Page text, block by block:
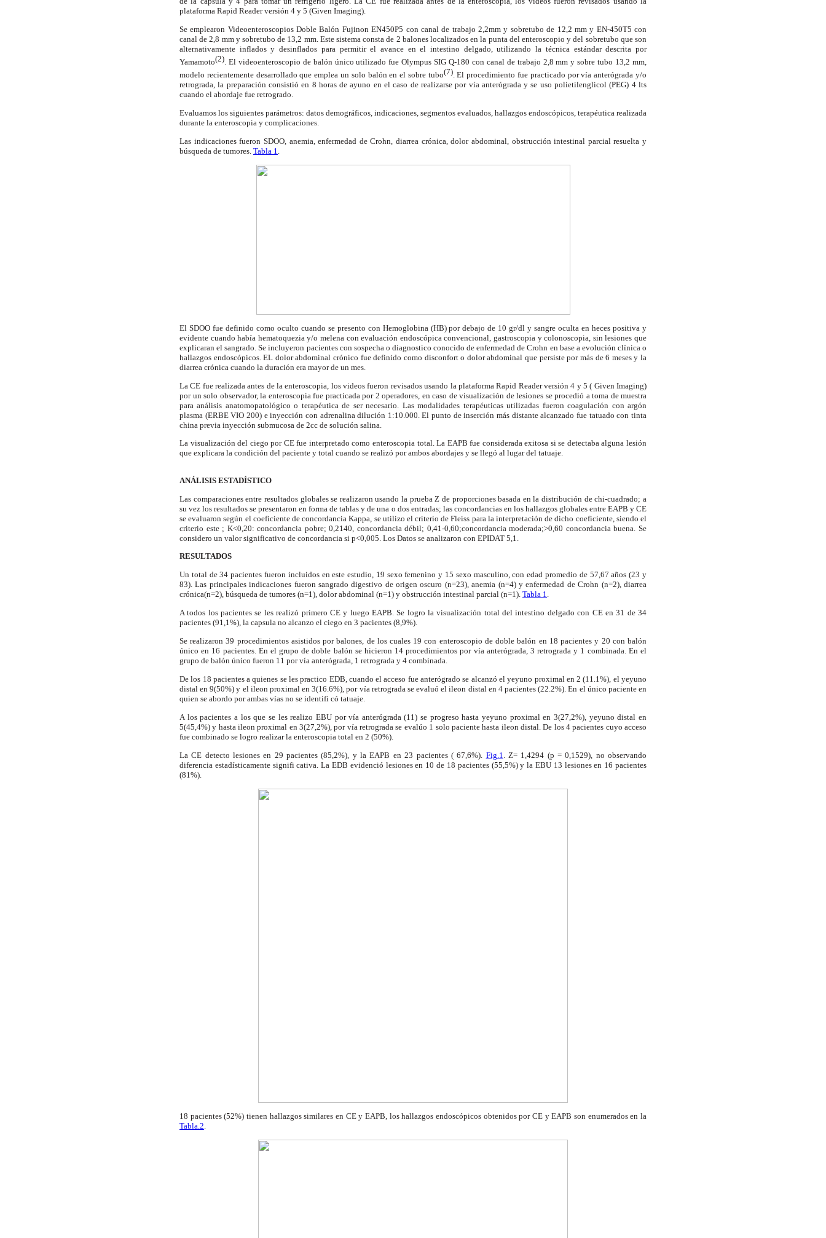
plataforma Rapid Reader versión 4 y 5 (Given Imaging).
Se emplearon Videoenteroscopios Doble Balón Fujinon EN450P5 con canal de trabajo 2,2mm y sobretubo de 12,2 mm y EN-450T5 con
canal de 2,8 mm y sobretubo de 13,2 mm. Este sistema consta de 2 balones localizados en la punta del enteroscopio y del sobretubo que son
alternativamente inflados y desinflados para permitir el avance en el intestino delgado, utilizando la técnica estándar descrita por
Yamamoto(2) . El videoenteroscopio de balón único utilizado fue Olympus SIG Q-180 con canal de trabajo 2,8 mm y sobre tubo 13,2 mm,
modelo recientemente desarrollado que emplea un solo balón en el sobre tubo(7). El procedimiento fue practicado por vía anterógrada y/o
retrograda, la preparación consistió en 8 horas de ayuno en el caso de realizarse por vía anterógrada y se uso polietilenglicol (PEG) 4 lts
cuando el abordaje fue retrogrado.
Evaluamos los siguientes parámetros: datos demográficos, indicaciones, segmentos evaluados, hallazgos endoscópicos, terapéutica realizada
durante la enteroscopia y complicaciones.
Las indicaciones fueron SDOO, anemia, enfermedad de Crohn, diarrea crónica, dolor abdominal, obstrucción intestinal parcial resuelta y
búsqueda de tumores. Tabla 1
El SDOO fue definido como oculto cuando se presento con Hemoglobina (HB) por debajo de 10 gr/dl y sangre oculta en heces positiva y
evidente cuando había hematoquezia y/o melena con evaluación endoscópica convencional, gastroscopia y colonoscopia, sin lesiones que
explicaran el sangrado. Se incluyeron pacientes con sospecha o diagnostico conocido de enfermedad de Crohn en base a evolución clínica o
hallazgos endoscópicos. EL dolor abdominal crónico fue definido como disconfort o dolor abdominal que persiste por más de 6 meses y la
diarrea crónica cuando la duración era mayor de un mes.
La CE fue realizada antes de la enteroscopia, los videos fueron revisados usando la plataforma Rapid Reader versión 4 y 5 ( Given Imaging)
por un solo observador, la enteroscopia fue practicada por 2 operadores, en caso de visualización de lesiones se procedió a toma de muestra
para análisis anatomopatológico o terapéutica de ser necesario. Las modalidades terapéuticas utilizadas fueron coagulación con argón
plasma (ERBE VIO 200) e inyección con adrenalina dilución 1:10.000. El punto de inserción más distante alcanzado fue tatuado con tinta
china previa inyección submucosa de 2cc de solución salina.
La visualización del ciego por CE fue interpretado como enteroscopia total. La EAPB fue considerada exitosa si se detectaba alguna lesión
que explicara la condición del paciente y total cuando se realizó por ambos abordajes y se llegó al lugar del tatuaje.
ANÁLISIS ESTADÍSTICO
Las comparaciones entre resultados globales se realizaron usando la prueba Z de proporciones basada en la distribución de chi-cuadrado; a
su vez los resultados se presentaron en forma de tablas y de una o dos entradas; las concordancias en los hallazgos globales entre EAPB y CE
se evaluaron según el coeficiente de concordancia Kappa, se utilizo el criterio de Fleiss para la interpretación de dicho coeficiente, siendo el
criterio este ; K<0,20: concordancia pobre; 0,2140, concordancia débil; 0,41-0,60;concordancia moderada;>0,60 concordancia buena. Se
considero un valor significativo de concordancia si p<0,005. Los Datos se analizaron con EPIDAT 5,1.
RESULTADOS
Un total de 34 pacientes fueron incluidos en este estudio, 19 sexo femenino y 15 sexo masculino, con edad promedio de 57,67 años (23 y
83). Las principales indicaciones fueron sangrado digestivo de origen oscuro (n=23), anemia (n=4) y enfermedad de Crohn (n=2), diarrea
crónica(n=2), búsqueda de tumores (n=1), dolor abdominal (n=1) y obstrucción intestinal parcial (n=1). Tabla 1.
A todos los pacientes se les realizó primero CE y luego EAPB. Se logro la visualización total del intestino delgado con CE en 31 de 34
pacientes (91,1%), la capsula no alcanzo el ciego en 3 pacientes (8,9%).
Se realizaron 39 procedimientos asistidos por balones, de los cuales 19 con enteroscopio de doble balón en 18 pacientes y 20 con balón
único en 16 pacientes. En el grupo de doble balón se hicieron 14 procedimientos por vía anterógrada, 3 retrograda y 1 combinada. En el
grupo de balón único fueron 11 por vía anterógrada, 1 retrograda y 4 combinada.
De los 18 pacientes a quienes se les practico EDB, cuando el acceso fue anterógrado se alcanzó el yeyuno proximal en 2 (11.1%), el yeyuno
distal en 9(50%) y el ileon proximal en 3(16.6%), por vía retrograda se evaluó el ileon distal en 4 pacientes (22.2%). En el único paciente en
quien se abordo por ambas vías no se identifi có tatuaje.
A los pacientes a los que se les realizo EBU por vía anterógrada (11) se progreso hasta yeyuno proximal en 3(27,2%), yeyuno distal en
5(45,4%) y hasta ileon proximal en 3(27,2%), por vía retrograda se evalúo 1 solo paciente hasta ileon distal. De los 4 pacientes cuyo acceso
fue combinado se logro realizar la enteroscopia total en 2 (50%).
La CE detecto lesiones en 29 pacientes (85,2%), y la EAPB en 23 pacientes ( 67,6%). Fig.1
. Z= 1,4294 (p = 0,1529), no observando
diferencia estadísticamente signifi cativa. La EDB evidenció lesiones en 10 de 18 pacientes (55,5%) y la EBU 13 lesiones en 16 pacientes
(81%).
18 pacientes (52%) tienen hallazgos similares en CE y EAPB, los hallazgos endoscópicos obtenidos por CE y EAPB son enumerados en la
Tabla.2